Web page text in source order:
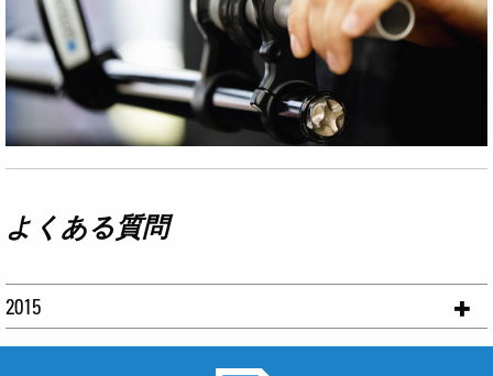
よくある質問
2015